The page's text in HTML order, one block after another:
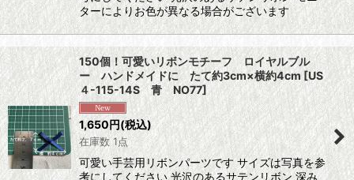
ターによりお色が異なる場合がございます
150個！可愛いリボンモチーフ ロイヤルブル
ー ハンドメイドに たて約3cm×横約4cm [US
４-115-14S 青 NO77]
1,650円(税込)
在庫数 1点
可愛い手芸用リボンパーツです サイズは写真を参
考にしてください 光沢のあるサテンリボン 深み